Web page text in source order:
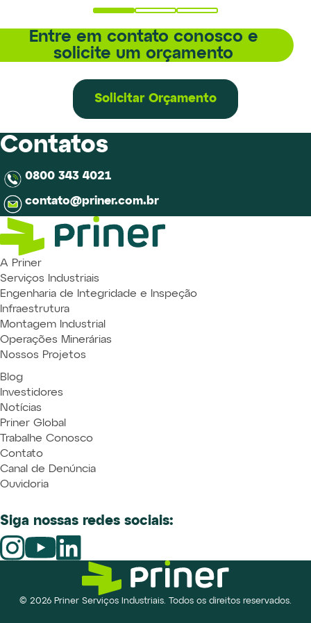
Entre em contato conosco e
solicite um orçamento
Solicitar Orçamento
Contatos
0800 343 4021
contato@priner.com.br
A Priner
Serviços Industriais
Engenharia de Integridade e Inspeção
Infraestrutura
Montagem Industrial
Operações Minerárias
Nossos Projetos
Blog
Investidores
Notícias
Priner Global
Trabalhe Conosco
Contato
Canal de Denúncia
Ouvidoria
Siga nossas redes sociais:
© 2026 Priner Serviços Industriais. Todos os direitos reservados.